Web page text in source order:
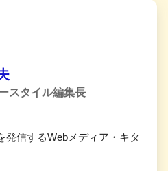
スタイル編集長
発信するWebメディア・キタ